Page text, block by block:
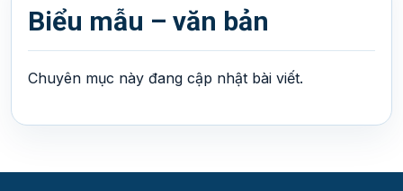
Biểu mẫu – văn bản
Chuyên mục này đang cập nhật bài viết.